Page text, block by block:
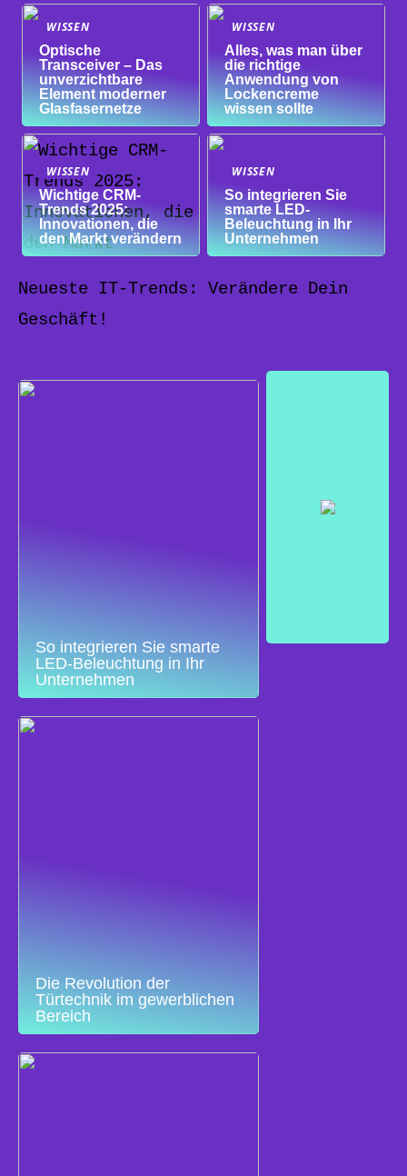
WISSEN
Optische
Transceiver – Das
unverzichtbare
Element moderner
Glasfasernetze
WISSEN
Alles, was man über
die richtige
Anwendung von
Lockencreme
wissen sollte
WISSEN
Wichtige CRM-
Trends 2025:
Innovationen, die
den Markt verändern
WISSEN
So integrieren Sie
smarte LED-
Beleuchtung in Ihr
Unternehmen
Neueste IT-Trends: Verändere Dein
Geschäft!
So integrieren Sie smarte
LED-Beleuchtung in Ihr
Unternehmen
Die Revolution der
Türtechnik im gewerblichen
Bereich